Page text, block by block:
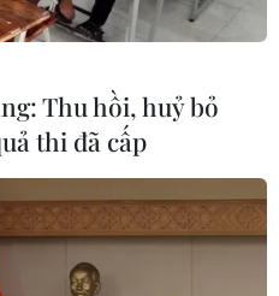
Tiên kiểm tra nhà ga
Thu hồi, huỷ bỏ
thi đã cấp